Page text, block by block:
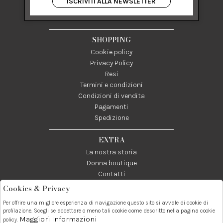
84122 Salerno Italia
P IVA 03024950655
SHOPPING
Cookie policy
Privacy Policy
Resi
Termini e condizioni
Condizioni di vendita
Pagamenti
Spedizione
EXTRA
La nostra storia
Donna boutique
Contatti
Telefono:
089237858
Whatsapp:
3338855601
Contatti:
info@donna1981.it
Cookies & Privacy
Per offrire una migliore esperienza di navigazione questo sito si avvale di cookie di
profilazione. Scegli se accettare o meno tali cookie come descritto nella pagina cookie
policy. Maggiori Informazioni